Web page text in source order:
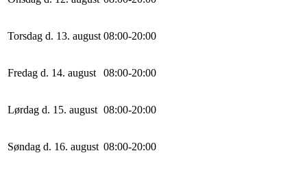
Torsdag d. 13. august 08:00-20:00
Fredag d. 14. august 08:00-20:00
Lørdag d. 15. august 08:00-20:00
Søndag d. 16. august 08:00-20:00